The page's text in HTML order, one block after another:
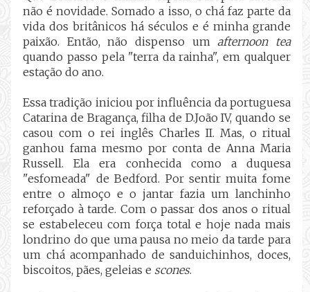
não é novidade. Somado a isso, o chá faz parte da
vida dos britânicos há séculos e é minha grande
paixão. Então, não dispenso umafternoon tea
quando passo pela "terra da rainha", em qualquer
estação do ano.
Essa tradição iniciou por influência da portuguesa
Catarina de Bragança, filha de D.João IV, quando se
casou com o rei inglês Charles II. Mas, o ritual
ganhou fama mesmo por conta de Anna Maria
Russell. Ela era conhecida como a duquesa
"esfomeada" de Bedford. Por sentir muita fome
entre o almoço e o jantar fazia um lanchinho
reforçado à tarde. Com o passar dos anos o ritual
se estabeleceu com força total e hoje nada mais
londrino do que uma pausa no meio da tarde para
um chá acompanhado de sanduichinhos, doces,
biscoitos, pães, geleias e scones.